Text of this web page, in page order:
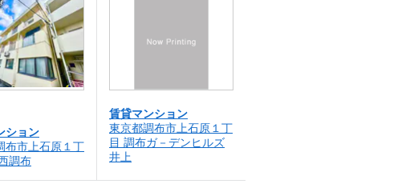
ション
布市上石原１丁
調布
賃貸マンション
東京都調布市上石原１丁
目 調布ガ－デンヒルズ
井上